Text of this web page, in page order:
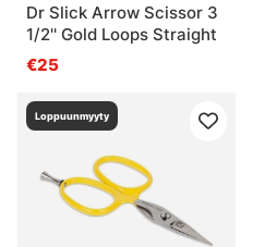
Dr Slick Arrow Scissor 3
1/2'' Gold Loops Straight
€25
Loppuunmyyty